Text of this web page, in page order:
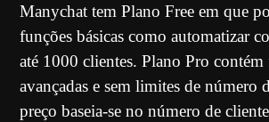
Manychat tem Plano Free em que
funções básicas como automatizar
até 1000 clientes. Plano Pro contém
avançadas e sem limites de número
preço baseia-se no número de